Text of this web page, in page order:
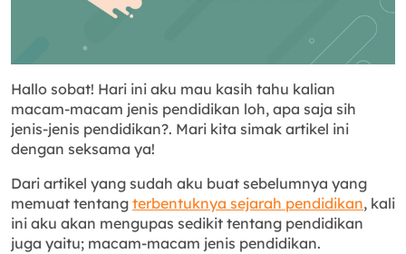
Hallo sobat! Hari ini aku mau kasih tahu kalian
macam-macam jenis pendidikan loh, apa saja sih
jenis-jenis pendidikan?. Mari kita simak artikel ini
dengan seksama ya!
Dari artikel yang sudah aku buat sebelumnya yang
memuat tentang terbentuknya sejarah pendidikan, kali
ini aku akan mengupas sedikit tentang pendidikan
juga yaitu; macam-macam jenis pendidikan.